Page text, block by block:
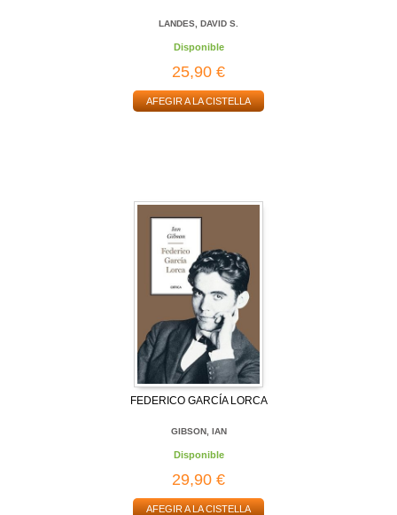
LANDES, DAVID S.
Disponible
25,90 €
AFEGIR A LA CISTELLA
FEDERICO GARCÍA LORCA
GIBSON, IAN
Disponible
29,90 €
AFEGIR A LA CISTELLA